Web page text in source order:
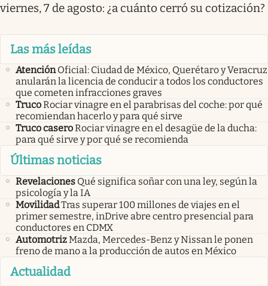
viernes, 7 de agosto: ¿a cuánto cerró su cotización?
Las más leídas
Atención Oficial: Ciudad de México, Querétaro y Veracruz
anularán la licencia de conducir a todos los conductores
que cometen infracciones graves
TrucoRociar vinagre en el parabrisas del coche: por qué
recomiendan hacerlo y para qué sirve
Truco caseroRociar vinagre en el desagüe de la ducha:
para qué sirve y por qué se recomienda
Últimas noticias
Revelaciones Qué significa soñar con una ley, según la
psicología y la IA
MovilidadTras superar 100 millones de viajes en el
primer semestre, inDrive abre centro presencial para
conductores en CDMX
AutomotrizMazda, Mercedes-Benz y Nissan le ponen
freno de mano a la producción de autos en México
Actualidad